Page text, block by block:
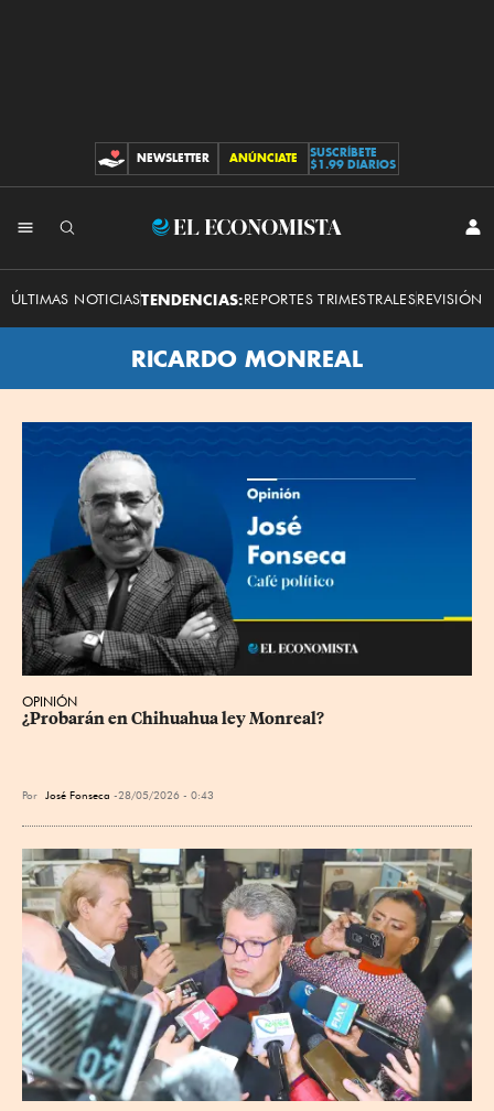
CONTRIBUCIONES
NEWSLETTER ANÚNCIATE
SUSCRÍBETE
$1.99 DIARIOS
El
Economista
ÚLTIMAS NOTICIASTENDENCIAS:REPORTES TRIMESTRALESREVISIÓN
RICARDO MONREAL
OPINIÓN
¿Probarán en Chihuahua ley Monreal?
Por José Fonseca 28/05/2026 - 0:43